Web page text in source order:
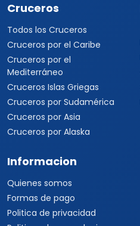
Cruceros
Todos los Cruceros
Cruceros por el Caribe
Cruceros por el
Mediterráneo
Cruceros Islas Griegas
Cruceros por Sudamérica
Cruceros por Asia
Cruceros por Alaska
Informacion
Quienes somos
Formas de pago
Politica de privacidad